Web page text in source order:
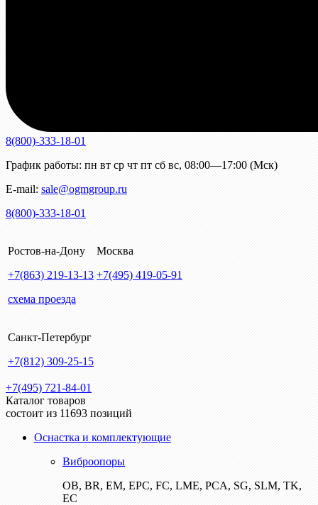
8(800)-333-18-01
График работы: пн вт ср чт пт сб вс, 08:00—17:00 (Мск)
E-mail: sale@ogmgroup.ru
8(800)-333-18-01
Ростов-на-Дону
+7(863) 219-13-13
схема проезда
Москва
+7(495) 419-05-91
Санкт-Петербург
+7(812) 309-25-15
+7(495) 721-84-01
Каталог товаров
состоит из 11693 позиций
Оснастка и комплектующие
Виброопоры
ОВ, BR, EM, EPC, FC, LME, PCA, SG, SLM, TK,
EC